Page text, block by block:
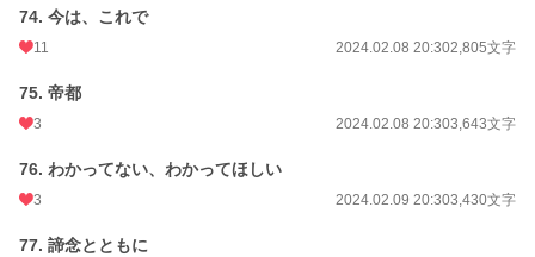
74. 今は、これで
11 2024.02.08 20:302,805文字
75. 帝都
3 2024.02.08 20:303,643文字
76. わかってない、わかってほしい
3 2024.02.09 20:303,430文字
77. 諦念とともに